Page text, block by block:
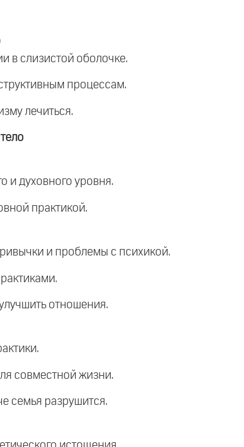
в слизистой оболочке.
процессам.
лечиться.
и духовного уровня.
практикой.
и проблемы с психикой.
отношения.
совместной жизни.
семья разрушится.